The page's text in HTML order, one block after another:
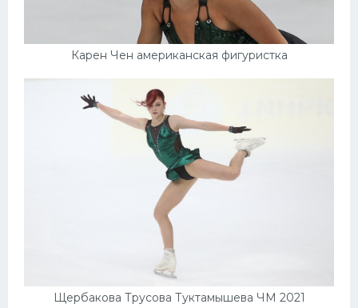
Карен Чен американская фигуристка
Щербакова Трусова Туктамышева ЧМ 2021